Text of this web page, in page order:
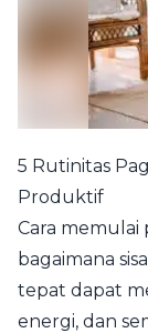
5 Rutinitas
Produktif
Cara memulai
bagaimana
tepat dapat
energi, dan